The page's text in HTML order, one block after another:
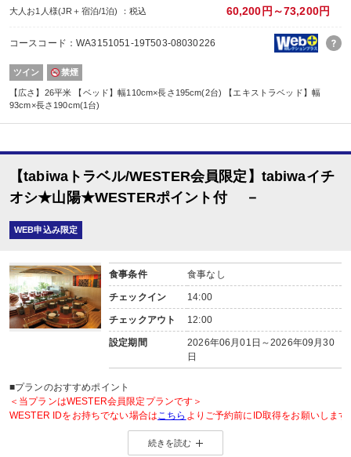
大人お1人様(JR＋宿泊/1泊) ：税込 60,200円～73,200円
コースコード：WA3151051-19T503-08030226
ツイン 禁煙
【広さ】26平米 【ベッド】幅110cm×長さ195cm(2台) 【エキストラベッド】幅
93cm×長さ190cm(1台)
【tabiwaトラベル/WESTER会員限定】tabiwaイチ
オシ★山陽★WESTERポイント付 －
WEB申込み限定
食事条件 食事なし
チェックイン 14:00
チェックアウト 12:00
設定期間
2026年06月01日～2026年09月30
日
■プランのおすすめポイント
＜当プランはWESTER会員限定プランです＞
WESTER IDをお持ちでない場合はこちら よりご予約前にID取得をお願いします
◆WESTER会員様に「もらってうれしい」WESTERポイント2倍◆
続きを読む